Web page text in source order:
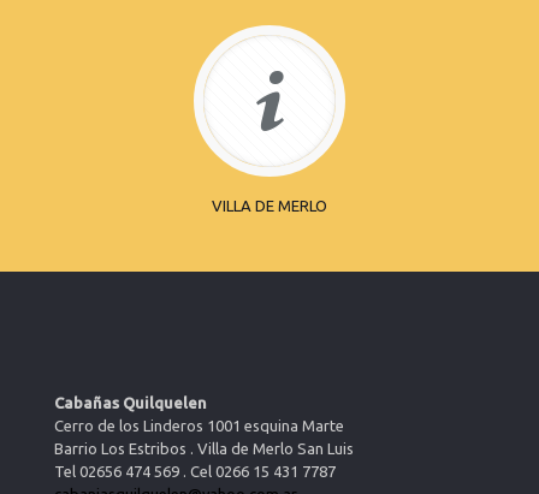
VILLA DE MERLO
Cabañas Quilquelen
Cerro de los Linderos 1001 esquina Marte
Barrio Los Estribos . Villa de Merlo San Luis
Tel 02656 474 569 . Cel 0266 15 431 7787